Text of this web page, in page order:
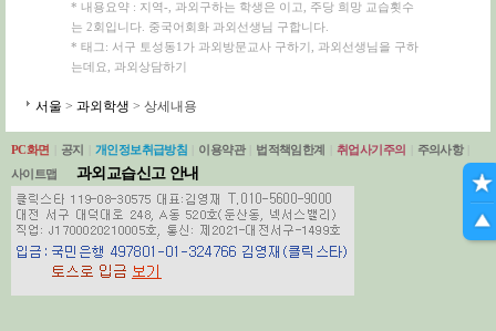
* 내용요약 : 지역-, 과외구하는 학생은 이고, 주당 희망 교습횟수
는 2회입니다. 중국어회화 과외선생님 구합니다.
* 태그: 서구 토성동1가 과외방문교사 구하기, 과외선생님을 구하
는데요, 과외상담하기
서울 > 과외학생 > 상세내용
PC화면 공지 개인정보취급방침 이용약관 법적책임한계 취업사기주의 주의사항
사이트맵
과외교습신고 안내